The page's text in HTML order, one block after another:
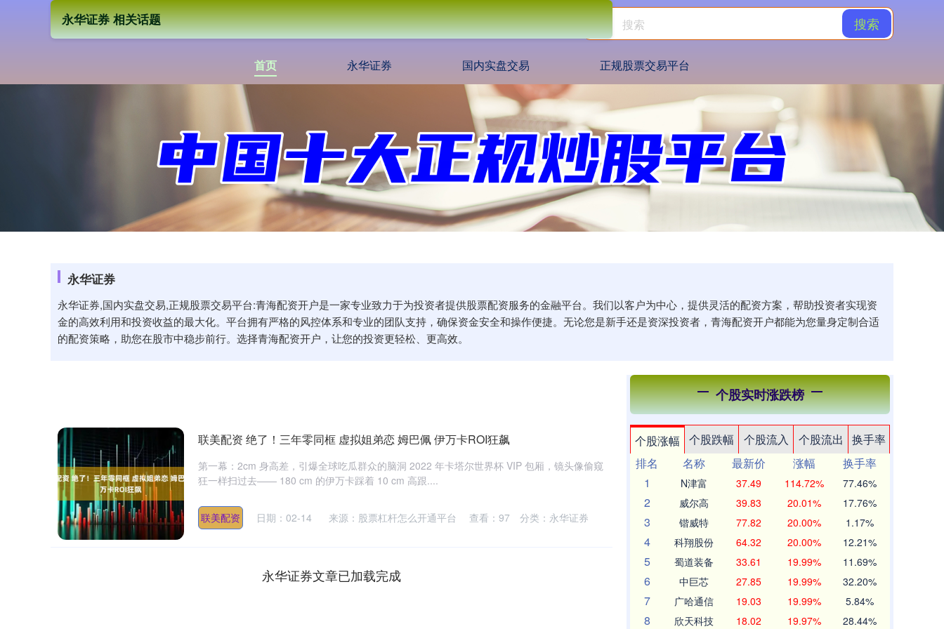
搜索
首页 永华证券 国内实盘交易 正规股票交易平台
永华证券
永华证券,国内实盘交易,正规股票交易平台:青海配资开户是一家专业致力于为投资者提供股票配资服务的金融平台。我们以客户为中心，提供灵活的配资方案，帮助投资者实现资
金的高效利用和投资收益的最大化。平台拥有严格的风控体系和专业的团队支持，确保资金安全和操作便捷。无论您是新手还是资深投资者，青海配资开户都能为您量身定制合适
的配资策略，助您在股市中稳步前行。选择青海配资开户，让您的投资更轻松、更高效。
永华证券 相关话题
联美配资 绝了！三年零同框 虚拟姐弟恋 姆巴佩 伊万卡ROI狂飙
第一幕：2cm 身高差，引爆全球吃瓜群众的脑洞 2022 年卡塔尔世界杯 VIP 包厢，镜头像偷窥
狂一样扫过去—— 180 cm 的伊万卡踩着 10 cm 高跟....
联美配资 日期：02-14 来源：股票杠杆怎么开通平台 查看：97 分类： 永华证券
永华证券文章已加载完成
个股实时涨跌榜
个股涨幅 个股跌幅 个股流入 个股流出
换手率
排名
名称 最新价 涨幅
换手率
1
N津富 37.49 114.72% 77.46%
2 威尔高 39.83 20.01% 17.76%
3 锴威特 77.82 20.00% 1.17%
4 科翔股份 64.32 20.00% 12.21%
5 蜀道装备 33.61 19.99% 11.69%
6 中巨芯 27.85 19.99% 32.20%
7 广哈通信 19.03 19.99% 5.84%
8 欣天科技 18.02 19.97% 28.44%